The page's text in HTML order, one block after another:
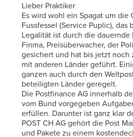
Lieber Praktiker
Es wird wohl ein Spagat um die
Fussfessel (Service Puplic), das
Legalität ist durch die
Finma, Preisüberwacher, der
gesichert und hat bis jetzt noch
mit anderen Länder geführt.
ganzen auch durch den
beteiligten Länder geregelt.
Die Postfinance AG innerhalb
vom Bund vorgegeben
erfüllen. Darunter ist ganz klar
POST CH AG gehört die Post
und Pakete zu einem